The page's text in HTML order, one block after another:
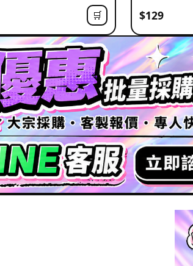
🛒 $129